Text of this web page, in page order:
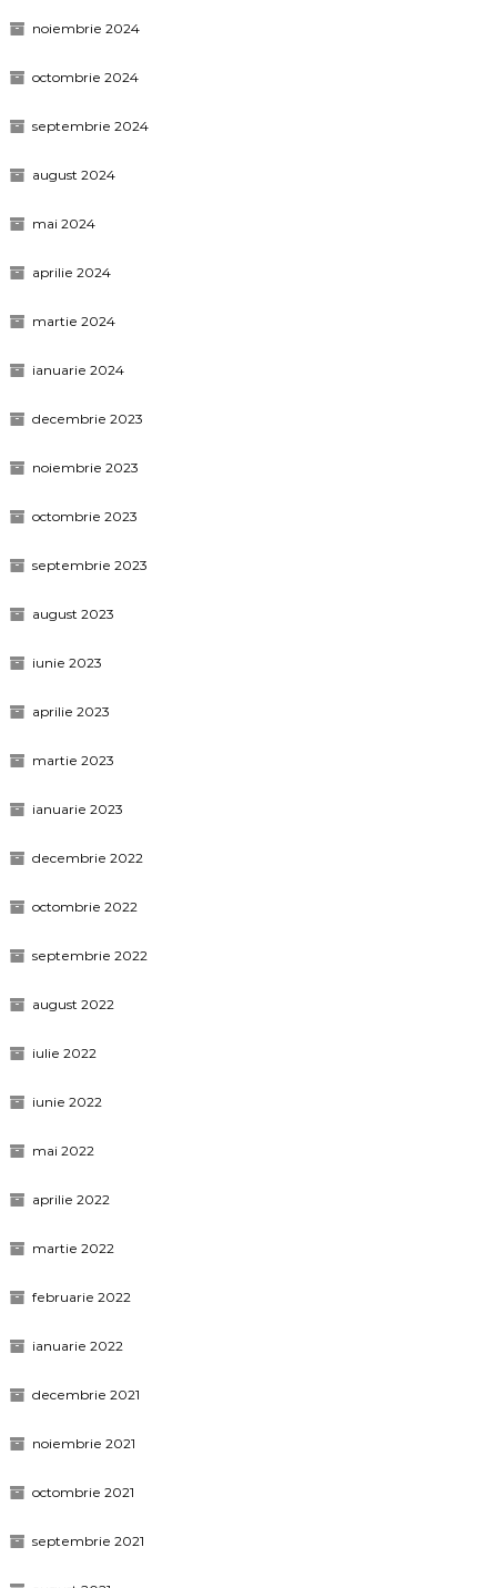
noiembrie 2024
octombrie 2024
septembrie 2024
august 2024
mai 2024
aprilie 2024
martie 2024
ianuarie 2024
decembrie 2023
noiembrie 2023
octombrie 2023
septembrie 2023
august 2023
iunie 2023
aprilie 2023
martie 2023
ianuarie 2023
decembrie 2022
octombrie 2022
septembrie 2022
august 2022
iulie 2022
iunie 2022
mai 2022
aprilie 2022
martie 2022
februarie 2022
ianuarie 2022
decembrie 2021
noiembrie 2021
octombrie 2021
septembrie 2021